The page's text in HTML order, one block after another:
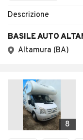
Descrizione
BASILE AUTO
Altamura (BA)
8